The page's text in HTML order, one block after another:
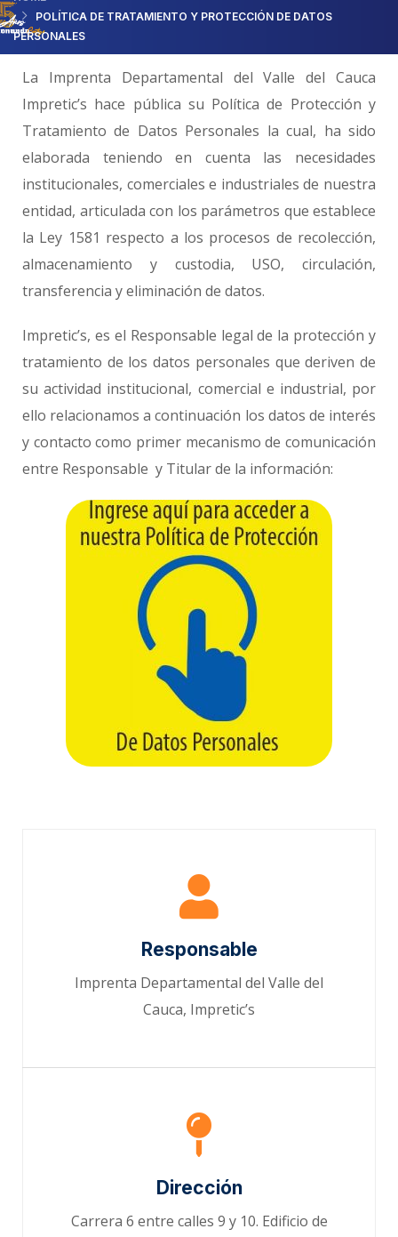
POLÍTICA DE TRATAMIENTO Y PROTECCIÓN DE DATOS
PERSONALES
La Imprenta Departamental del Valle del Cauca
Impretic’s hace pública su Política de Protección y
Tratamiento de Datos Personales la cual, ha sido
elaborada teniendo en cuenta las necesidades
institucionales, comerciales e industriales de nuestra
entidad, articulada con los parámetros que establece
la Ley 1581 respecto a los procesos de recolección,
almacenamiento y custodia, USO, circulación,
transferencia y eliminación de datos.
Impretic’s, es el Responsable legal de la protección y
tratamiento de los datos personales que deriven de
su actividad institucional, comercial e industrial, por
ello relacionamos a continuación los datos de interés
y contacto como primer mecanismo de comunicación
entre Responsable y Titular de la información:
Responsable
Imprenta Departamental del Valle del
Cauca, Impretic’s
Dirección
Carrera 6 entre calles 9 y 10. Edificio de